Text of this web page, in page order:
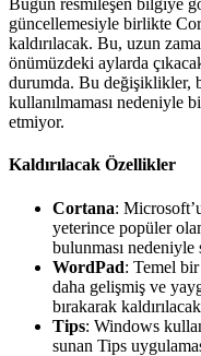
Bugün resmileşen bilgiye
güncellemesiyle birlikte
kaldırılacak. Bu, uzun
önümüzdeki aylarda
durumda. Bu değişiklikler,
kullanılmaması nedeniyle
etmiyor.
Kaldırılacak Özellikler
Cortana:
yeterince popüler
bulunması nedeniyle
WordPad: Temel
daha gelişmiş ve
bırakarak
Tips: Windows
sunan Tips